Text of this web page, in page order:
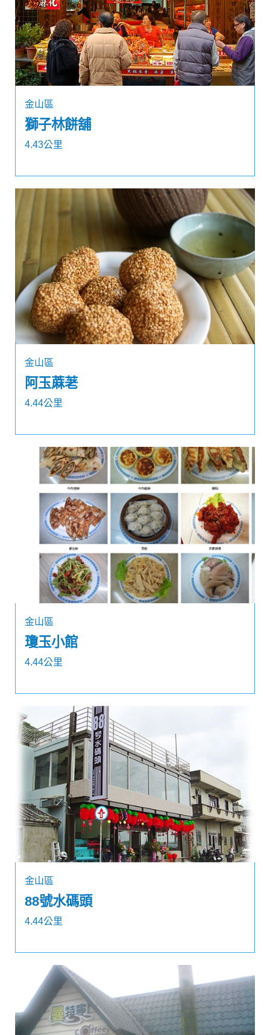
金山區
獅子林餅舖
4.43公里
金山區
阿玉蔴荖
4.44公里
金山區
瓊玉小館
4.44公里
金山區
88號水碼頭
4.44公里